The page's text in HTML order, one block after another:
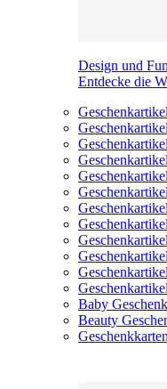
Design und
Entdecke die
Baby
Beauty